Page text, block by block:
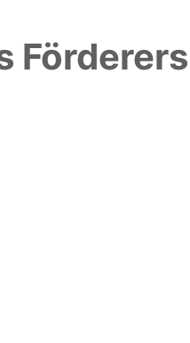
Förderers